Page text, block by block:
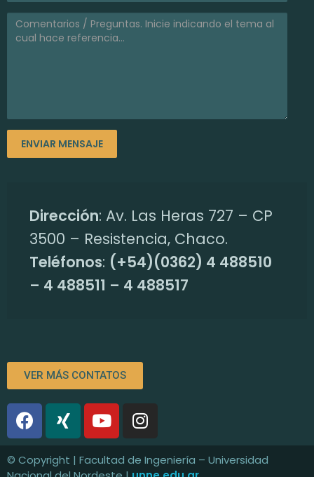
Dirección: Av. Las Heras 727 – CP
3500 – Resistencia, Chaco.
Teléfonos: (+54)(0362) 4 488510
– 4 488511 – 4 488517
VER MÁS CONTATOS
© Copyright | Facultad de Ingeniería – Universidad